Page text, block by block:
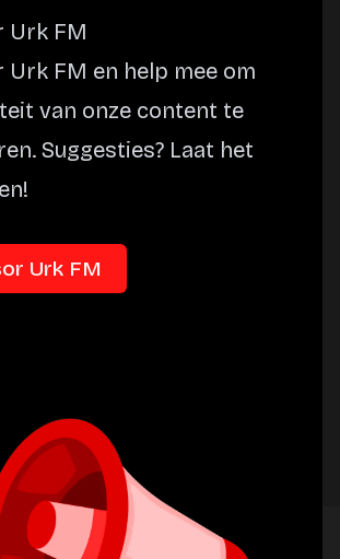
Urk FM
Urk FM en help mee om
van onze content te
Suggesties? Laat het
Urk FM